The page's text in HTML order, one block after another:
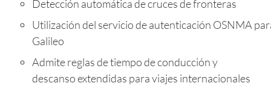
Detección automática de cruces de fronteras
Utilizacióndel serviciodeautenticación OSNMA
Galileo
Admite reglas de tiempo de conducción y
descanso extendidas para viajes internacionales